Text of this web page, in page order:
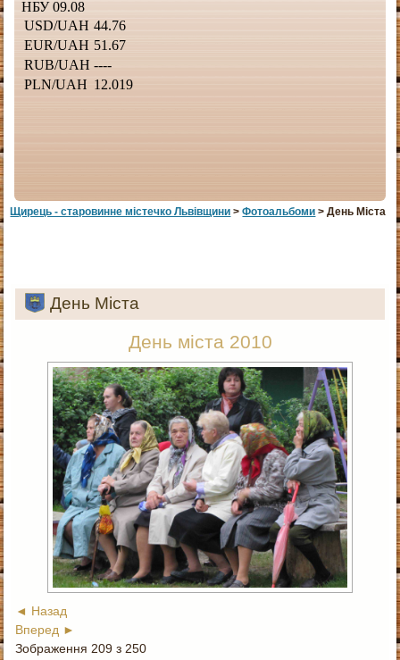
Щирець - старовинне мiстечко Львiвщини >Фотоальбоми > День Міста
День Міста
День міста 2010
◄ Назад
Вперед ►
Зображення 209 з 250